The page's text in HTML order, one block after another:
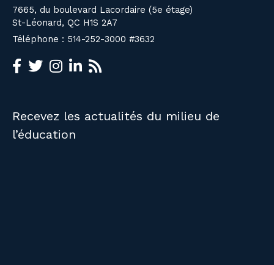
7665, du boulevard Lacordaire (5e étage)
St-Léonard, QC H1S 2A7
Téléphone : 514-252-3000 #3632
Recevez les actualités du milieu de
l’éducation